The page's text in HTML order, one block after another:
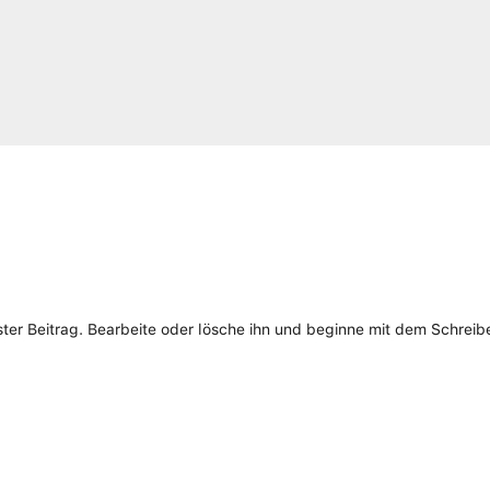
Beitrag. Bearbeite oder lösche ihn und beginne mit dem